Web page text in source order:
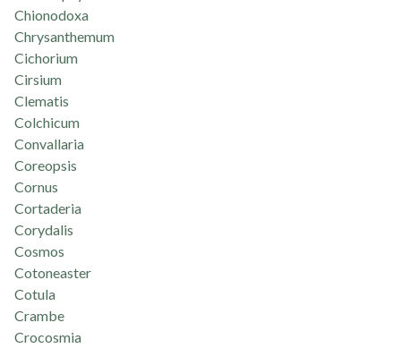
Chionodoxa
Chrysanthemum
Cichorium
Cirsium
Clematis
Colchicum
Convallaria
Coreopsis
Cornus
Cortaderia
Corydalis
Cosmos
Cotoneaster
Cotula
Crambe
Crocosmia